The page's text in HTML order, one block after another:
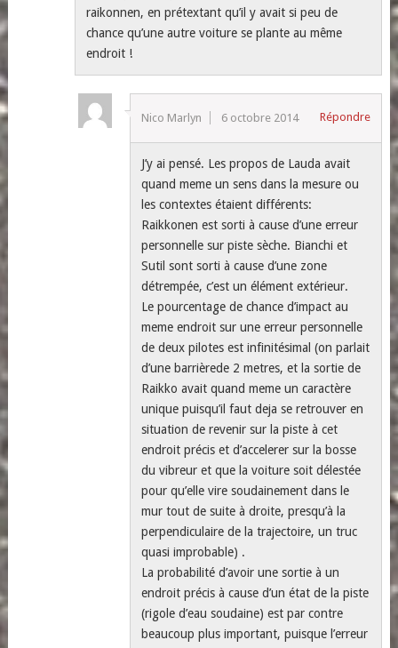
raikonnen, en prétextant qu’il y avait si peu de
chance qu’une autre voiture se plante au même
endroit !
Nico Marlyn 6 octobre 2014 Répondre
J’y ai pensé. Les propos de Lauda avait
quand meme un sens dans la mesure ou
les contextes étaient différents:
Raikkonen est sorti à cause d’une erreur
personnelle sur piste sèche. Bianchi et
Sutil sont sorti à cause d’une zone
détrempée, c’est un élément extérieur.
Le pourcentage de chance d’impact au
meme endroit sur une erreur personnelle
de deux pilotes est infinitésimal (on parlait
d’une barrièrede 2 metres, et la sortie de
Raikko avait quand meme un caractère
unique puisqu’il faut deja se retrouver en
situation de revenir sur la piste à cet
endroit précis et d’accelerer sur la bosse
du vibreur et que la voiture soit délestée
pour qu’elle vire soudainement dans le
mur tout de suite à droite, presqu’à la
perpendiculaire de la trajectoire, un truc
quasi improbable) .
La probabilité d’avoir une sortie à un
endroit précis à cause d’un état de la piste
(rigole d’eau soudaine) est par contre
beaucoup plus important, puisque l’erreur